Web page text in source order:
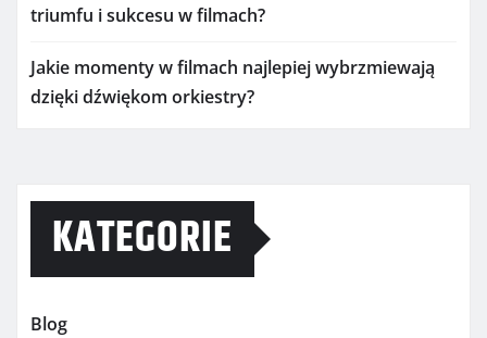
triumfu i sukcesu w filmach?
Jakie momenty w filmach najlepiej wybrzmiewają
dzięki dźwiękom orkiestry?
KATEGORIE
Blog